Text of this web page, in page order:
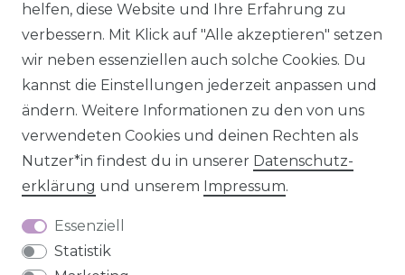
Aufhängung: Smok-
Schlaufenband
UVP 114,00 €
104,00 € *
UVP 73,95 €
68,95 € *
helfen, diese Website und Ihre Erfahrung zu
verbessern. Mit Klick auf "Alle akzeptieren" setzen
wir neben essenziellen auch solche Cookies. Du
kannst die Einstellungen jederzeit anpassen und
ändern. Weitere Informationen zu den von uns
verwendeten Cookies und deinen Rechten als
Nutzer*in findest du in unserer Daten­schutz­
erklärung und unserem Impressum.
Essenziell
Statistik